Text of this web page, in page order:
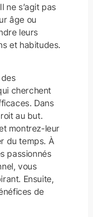
ne s’agit pas
âge ou
leurs
et habitudes.
cherchent
Dans
au but.
montrez-leur
du temps. À
passionnés
vous
Ensuite,
de